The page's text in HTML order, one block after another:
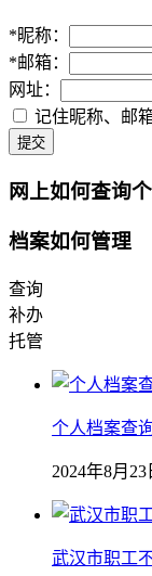
*昵称：
*邮箱：
网址：
记住昵称、邮
提交
网上如何查询
档案如何管理
查询
补办
托管
个人档案查
2024年8月23
武汉市职工